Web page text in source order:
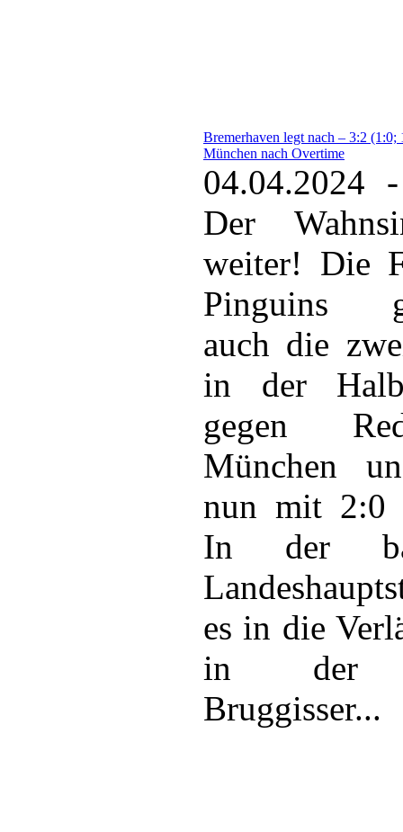
Bremerhaven legt nach – 3:2 (1:0;
München nach Overtime
04.04.2024
Der
weiter! Die
Pinguins
auch die
in der
gegen
München
nun mit 2:0
In der
es in die
in der
Bruggisser...